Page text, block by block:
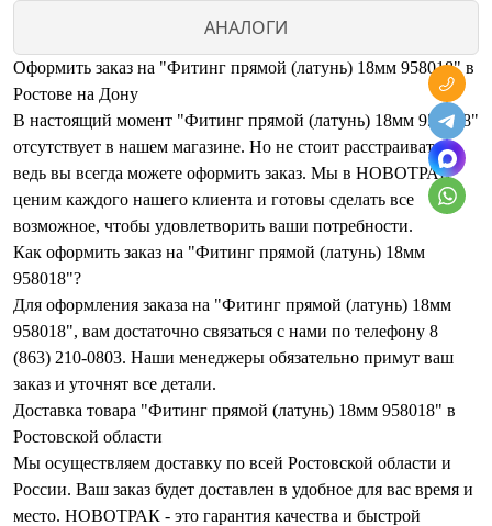
АНАЛОГИ
Оформить заказ на "Фитинг прямой (латунь) 18мм 958018" в
Ростове на Дону
В настоящий момент "Фитинг прямой (латунь) 18мм 958018"
отсутствует в нашем магазине. Но не стоит расстраиваться,
ведь вы всегда можете оформить заказ. Мы в НОВОТРАК
ценим каждого нашего клиента и готовы сделать все
возможное, чтобы удовлетворить ваши потребности.
Как оформить заказ на "Фитинг прямой (латунь) 18мм
958018"?
Для оформления заказа на "Фитинг прямой (латунь) 18мм
958018", вам достаточно связаться с нами по телефону 8
(863) 210-0803. Наши менеджеры обязательно примут ваш
заказ и уточнят все детали.
Доставка товара "Фитинг прямой (латунь) 18мм 958018" в
Ростовской области
Мы осуществляем доставку по всей Ростовской области и
России. Ваш заказ будет доставлен в удобное для вас время и
место. НОВОТРАК - это гарантия качества и быстрой